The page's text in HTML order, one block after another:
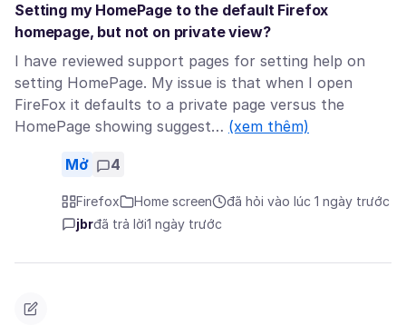
Setting my HomePage to the default Firefox
homepage, but not on private view?
I have reviewed support pages for setting help on
setting HomePage. My issue is that when I open
FireFox it defaults to a private page versus the
HomePage showing suggest… (xem thêm)
Mở 4
Firefox Home screen
đã hỏi vào lúc 1 ngày trước
jbrđã trả lời1 ngày trước